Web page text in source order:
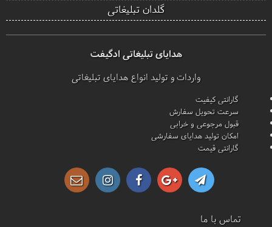
گلدان تبلیغاتی
هدایای تبلیغاتی ادگیفت
واردات و تولید انواع هدایای تبلیغاتی
گارانتی کیفیت
سرعت تحویل سفارش
قبول مرجوعی و خرابی
امکان تولید هدایای سفارشی
گارانتی قیمت
تماس با ما